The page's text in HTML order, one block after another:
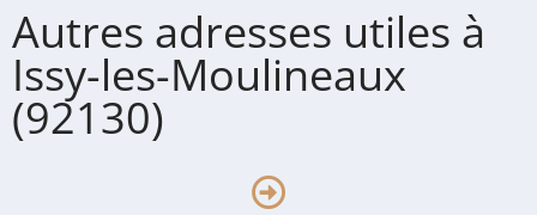
Autres adresses utiles à
Issy-les-Moulineaux
(92130)